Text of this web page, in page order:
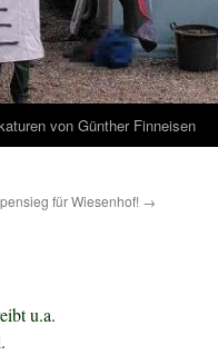
von Günther Finneisen
für Wiesenhof! →
u.a.